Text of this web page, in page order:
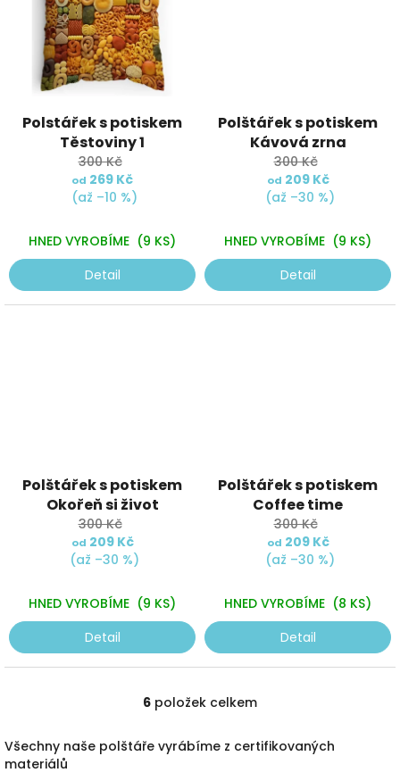
Polstářek s potiskem
Těstoviny 1
300 Kč
od 269 Kč
(až –10 %)
HNED VYROBÍME (9 KS)
Detail
Polštářek s potiskem
Kávová zrna
300 Kč
od 209 Kč
(až –30 %)
HNED VYROBÍME (9 KS)
Detail
Polštářek s potiskem
Okořeň si život
300 Kč
od 209 Kč
(až –30 %)
HNED VYROBÍME (9 KS)
Detail
Polštářek s potiskem
Coffee time
300 Kč
od 209 Kč
(až –30 %)
HNED VYROBÍME (8 KS)
Detail
O
l
6 položek celkem
Všechny naše polštáře vyrábíme z certifikovaných
materiálů